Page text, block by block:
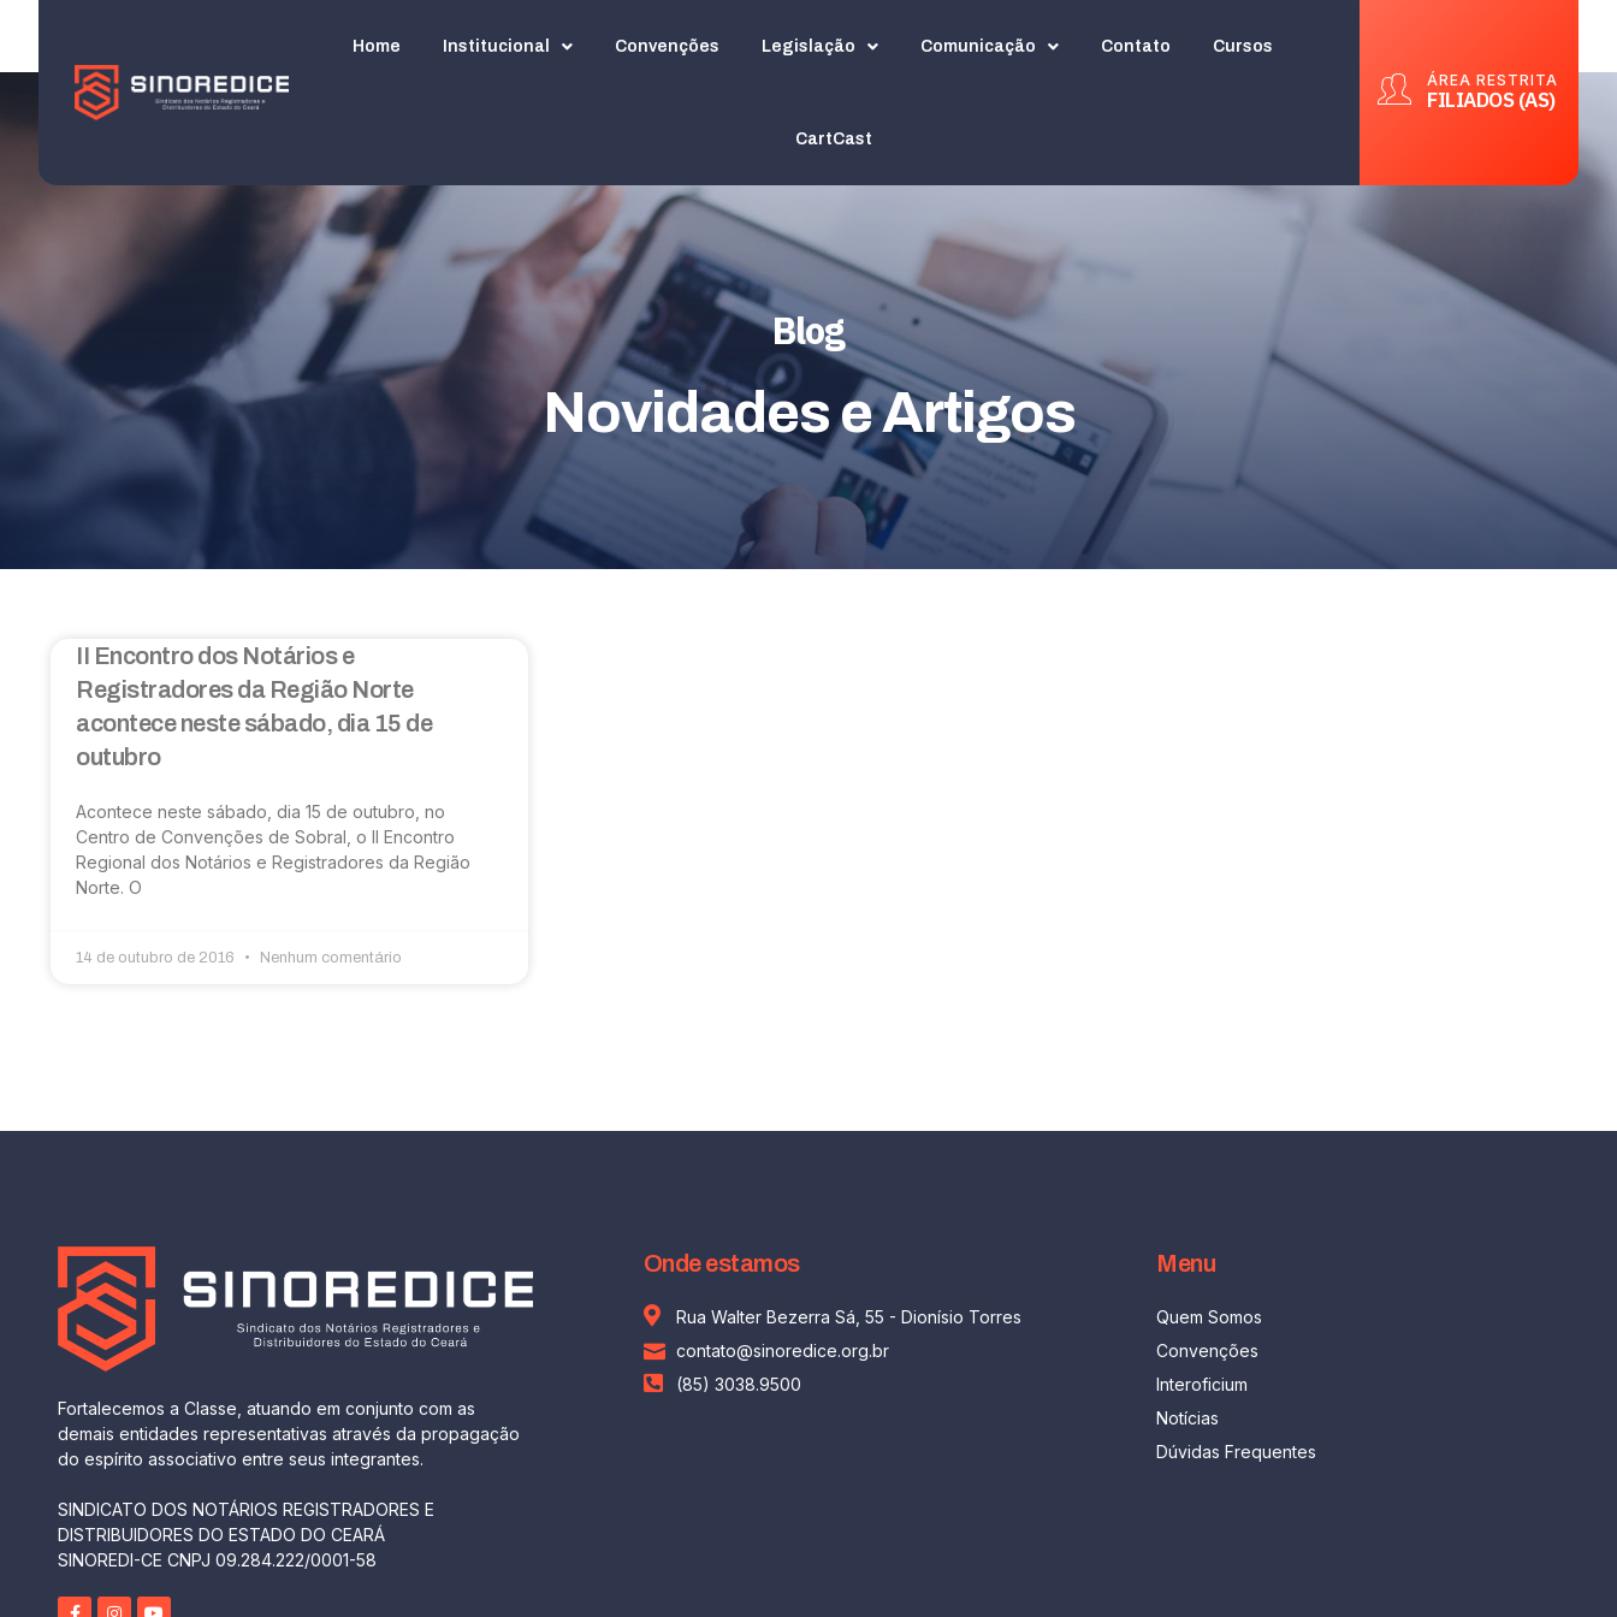
Home Institucional Convenções Legislação Comunicação Contato Cursos
CartCast
ÁREA RESTRITA
FILIADOS (AS)
Blog
Novidades e Artigos
II Encontro dos Notários e
Registradores da Região Norte
acontece neste sábado, dia 15 de
outubro
Acontece neste sábado, dia 15 de outubro, no
Centro de Convenções de Sobral, o II Encontro
Regional dos Notários e Registradores da Região
Norte. O
14 de outubro de 2016 Nenhum comentário
Fortalecemos a Classe, atuando em conjunto com as
demais entidades representativas através da propagação
do espírito associativo entre seus integrantes.
SINDICATO DOS NOTÁRIOS REGISTRADORES E
DISTRIBUIDORES DO ESTADO DO CEARÁ
SINOREDI-CE CNPJ 09.284.222/0001-58
Onde estamos
Rua Walter Bezerra Sá, 55 - Dionísio Torres
contato@sinoredice.org.br
(85) 3038.9500
Menu
Quem Somos
Convenções
Interoficium
Notícias
Dúvidas Frequentes